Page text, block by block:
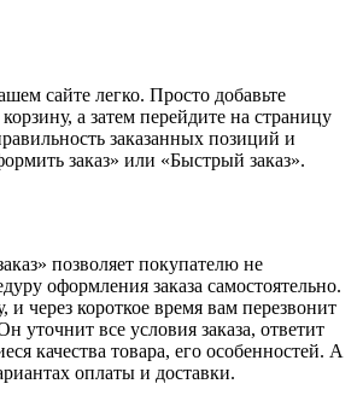
сайте легко. Просто добавьте
а затем перейдите на страницу
заказанных позиций и
заказ» или «Быстрый заказ».
позволяет покупателю не
оформления заказа самостоятельно.
и через короткое время вам перезвонит
уточнит все условия заказа, ответит
качества товара, его особенностей. А
оплаты и доставки.